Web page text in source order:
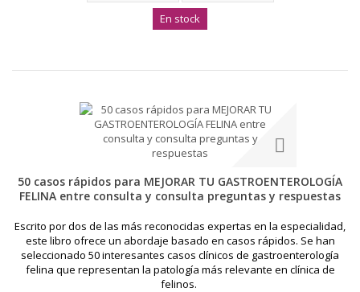
En stock
50 casos rápidos para MEJORAR TU GASTROENTEROLOGÍA
FELINA entre consulta y consulta preguntas y respuestas
Escrito por dos de las más reconocidas expertas en la especialidad,
este libro ofrece un abordaje basado en casos rápidos. Se han
seleccionado 50 interesantes casos clínicos de gastroenterología
felina que representan la patología más relevante en clínica de
felinos.